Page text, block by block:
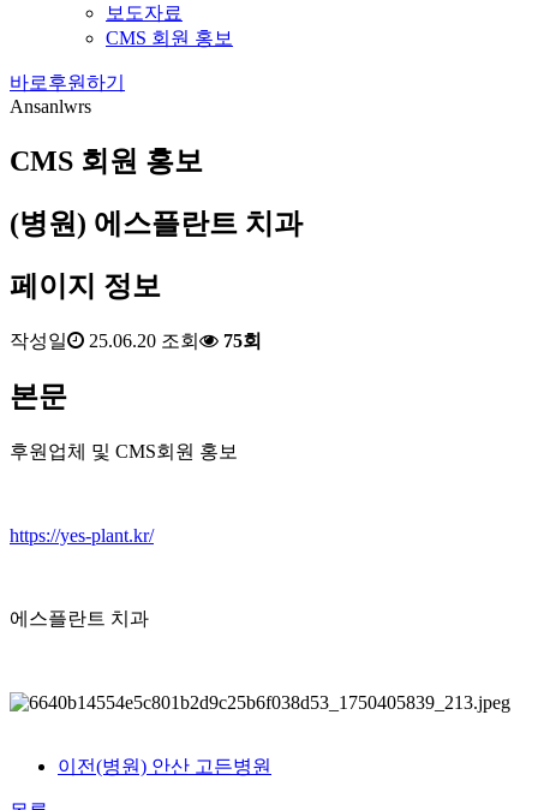
보도자료
CMS 회원 홍보
바로후원하기
Ansanlwrs
CMS 회원 홍보
(병원) 에스플란트 치과
페이지 정보
작성일 25.06.20 조회 75회
본문
후원업체 및 CMS회원 홍보
https://yes-plant.kr/
에스플란트 치과
이전(병원) 안산 고든병원